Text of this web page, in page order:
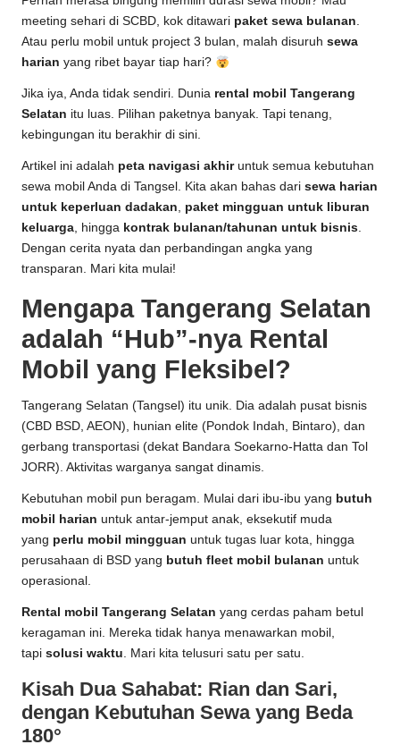
meeting sehari di SCBD, kok ditawari paket sewa bulanan.
Atau perlu mobil untuk project 3 bulan, malah disuruh sewa
harian yang ribet bayar tiap hari?
Jika iya, Anda tidak sendiri. Dunia rental mobil Tangerang
Selatan itu luas. Pilihan paketnya banyak. Tapi tenang,
kebingungan itu berakhir di sini.
Artikel ini adalah peta navigasi akhiruntuk semua kebutuhan
sewa mobil Anda di Tangsel. Kita akan bahas dari sewa harian
untuk keperluan dadakan, paket mingguan untuk liburan
keluarga, hingga kontrak bulanan/tahunan untuk bisnis.
Dengan cerita nyata dan perbandingan angka yang
transparan. Mari kita mulai!
Mengapa Tangerang Selatan
adalah “Hub”-nya Rental
Mobil yang Fleksibel?
Tangerang Selatan (Tangsel) itu unik. Dia adalah pusat bisnis
(CBD BSD, AEON), hunian elite (Pondok Indah, Bintaro), dan
gerbang transportasi (dekat Bandara Soekarno-Hatta dan Tol
JORR). Aktivitas warganya sangat dinamis.
Kebutuhan mobil pun beragam. Mulai dari ibu-ibu yang butuh
mobil harian untuk antar-jemput anak, eksekutif muda
yang perlu mobil mingguan untuk tugas luar kota, hingga
perusahaan di BSD yang butuh fleet mobil bulanan untuk
operasional.
Rental mobil Tangerang Selatan yang cerdas paham betul
keragaman ini. Mereka tidak hanya menawarkan mobil,
tapi solusi waktu. Mari kita telusuri satu per satu.
Kisah Dua Sahabat: Rian dan Sari,
dengan Kebutuhan Sewa yang Beda
180°